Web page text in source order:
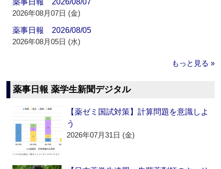
薬事日報 2026/08/07
2026年08月07日 (金)
薬事日報 2026/08/05
2026年08月05日 (水)
もっと見る »
薬事日報 薬学生新聞デジタル
【薬ゼミ国試対策】計算問題を意識しよ
う
2026年07月31日 (金)